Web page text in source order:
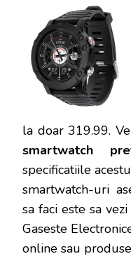
la doar 319.99.
smartwatch
specificatiile
smartwatch-uri
sa faci este sa
Gaseste
online sau